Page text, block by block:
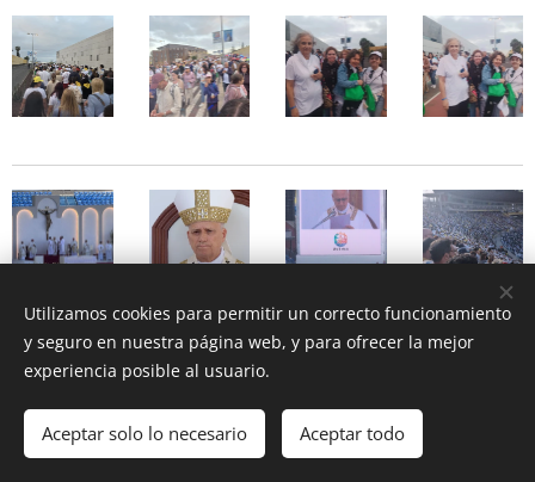
Utilizamos cookies para permitir un correcto funcionamiento
y seguro en nuestra página web, y para ofrecer la mejor
experiencia posible al usuario.
Aceptar solo lo necesario Aceptar todo